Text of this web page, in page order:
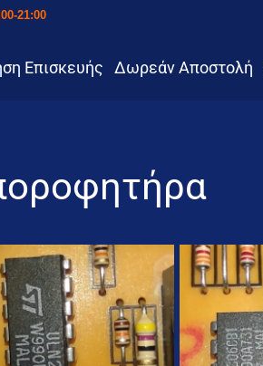
21:00
Επισκευής Δωρεάν Αποστολή